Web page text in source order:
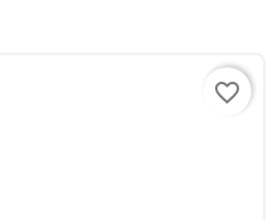
favorite_border